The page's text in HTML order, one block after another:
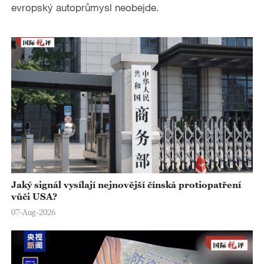
evropský autoprůmysl neobejde.
Jaký signál vysílají nejnovější čínská protiopatření
vůči USA?
07-Aug-2026